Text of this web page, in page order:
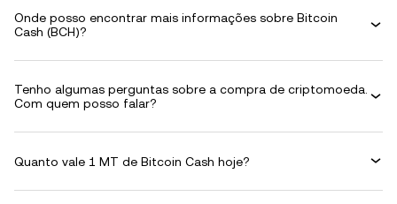
Onde posso encontrar mais informações sobre Bitcoin
Cash (BCH)?
Tenho algumas perguntas sobre a compra de criptomoeda.
Com quem posso falar?
Quanto vale 1 MT de Bitcoin Cash hoje?